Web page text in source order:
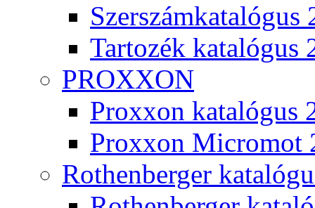
Szerszámkatalógus
Tartozék katalógus
PROXXON
Proxxon katalógus
Proxxon Micromot
Rothenberger